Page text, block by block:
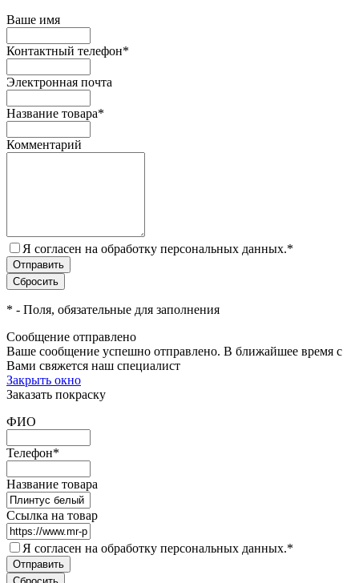
Ваше имя
Контактный телефон*
Электронная почта
Название товара*
Комментарий
Я согласен на обработку персональных данных.*
* - Поля, обязательные для заполнения
Сообщение отправлено
Ваше сообщение успешно отправлено. В ближайшее время с
Вами свяжется наш специалист
Закрыть окно
Заказать покраску
ФИО
Телефон*
Название товара
Ссылка на товар
Я согласен на обработку персональных данных.*